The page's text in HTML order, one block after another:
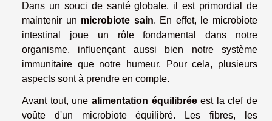
Dans un souci de santé globale, il est primordial de
maintenir un microbiote sain. En effet, le microbiote
intestinal joue un rôle fondamental dans notre
organisme, influençant aussi bien notre système
immunitaire que notre humeur. Pour cela, plusieurs
aspects sont à prendre en compte.
Avant tout, une alimentation équilibréeest la clef de
voûte d'un microbiote équilibré. Les fibres, les